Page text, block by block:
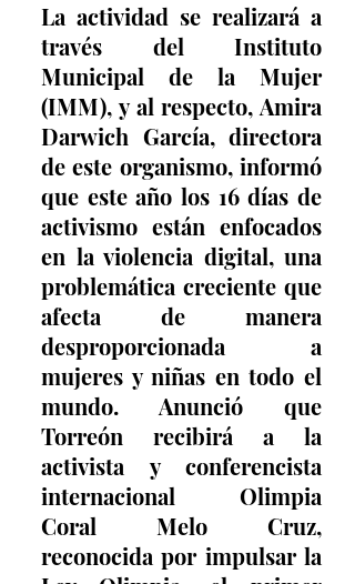
La actividad se realizará a
través del Instituto
Municipal de la Mujer
(IMM), y al respecto, Amira
Darwich García, directora
de este organismo, informó
que este año los 16 días de
activismo están enfocados
en la violencia digital, una
problemática creciente que
afecta de manera
desproporcionada a
mujeres y niñas en todo el
mundo. Anunció que
Torreón recibirá a la
activista y conferencista
internacional Olimpia
Coral Melo Cruz,
reconocida por impulsar la